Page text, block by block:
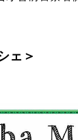
ェ＞